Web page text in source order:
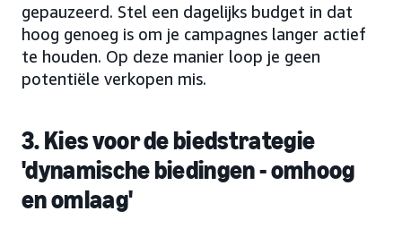
gepauzeerd. Stel een dagelijks budget in dat
hoog genoeg is om je campagnes langer actief
te houden. Op deze manier loop je geen
potentiële verkopen mis.
3. Kies voor de biedstrategie
'dynamische biedingen - omhoog
en omlaag'